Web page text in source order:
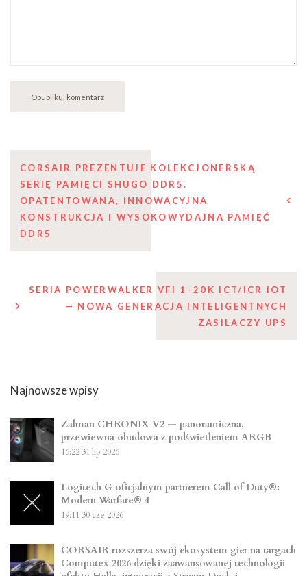
Nawigacja
wpisu
CORSAIR PREZENTUJE KOLEKCJONERSKĄ
SERIĘ PAMIĘCI SHUGO DDR5.
OPATENTOWANA, INNOWACYJNA
KONSTRUKCJA I WYSOKOWYDAJNA PAMIĘĆ
DDR5
SERIA POWERWALKER VFI 1–20K ICT/ICR IOT
— NOWA GENERACJA INTELIGENTNYCH
ZASILACZY UPS
Najnowsze wpisy
Zalman CHRONIX V2 — panoramiczna,
przewiewna obudowa z podświetleniem ARGB
16:2231 lip 2026
Logitech G oficjalnym partnerem Call of Duty®:
Modern Warfare® 4
19:11 30 cze 2026
CORSAIR rozszerza swój ekosystem gier na targach
Computex 2026 dzięki zaawansowanej technologii